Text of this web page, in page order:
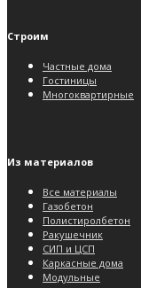
Строим
Частные дома
Гостиницы
Многоквартирные
Из материалов
Все материалы
Газобетон
Полистиролбетон
Ракушечник
СИП и ЦСП
Каркасные дома
Модульные